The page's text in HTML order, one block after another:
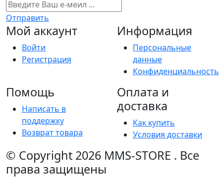
Отправить
Мой аккаунт
Войти
Регистрация
Информация
Персональные
данные
Конфиденциальность
Помощь
Написать в
поддержку
Возврат товара
Оплата и
доставка
Как купить
Условия доставки
© Copyright 2026 MMS-STORE . Все
права защищены